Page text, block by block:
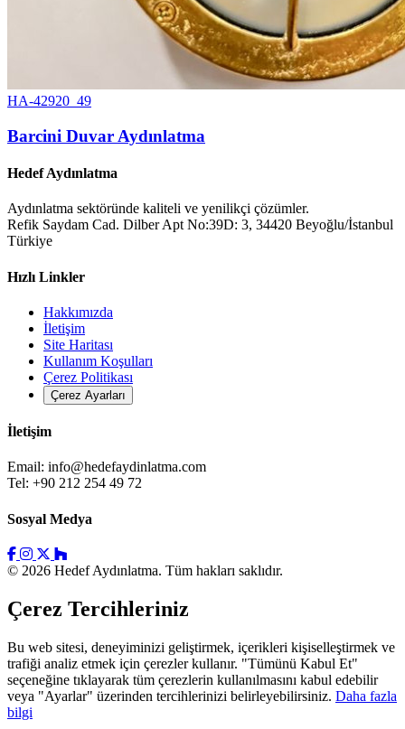
HA-42920_49
Barcini Duvar Aydınlatma
Hedef Aydınlatma
Aydınlatma sektöründe kaliteli ve yenilikçi çözümler.
Refik Saydam Cad. Dilber Apt No:39D: 3, 34420 Beyoğlu/İstanbul
Türkiye
Hızlı Linkler
Hakkımızda
İletişim
Site Haritası
Kullanım Koşulları
Çerez Politikası
Çerez Ayarları
İletişim
Email: info@hedefaydinlatma.com
Tel: +90 212 254 49 72
Sosyal Medya
© 2026 Hedef Aydınlatma. Tüm hakları saklıdır.
Çerez Tercihleriniz
Bu web sitesi, deneyiminizi geliştirmek, içerikleri kişiselleştirmek ve
trafiği analiz etmek için çerezler kullanır. "Tümünü Kabul Et"
seçeneğine tıklayarak tüm çerezlerin kullanılmasını kabul edebilir
veya "Ayarlar" üzerinden tercihlerinizi belirleyebilirsiniz. Daha fazla
bilgi